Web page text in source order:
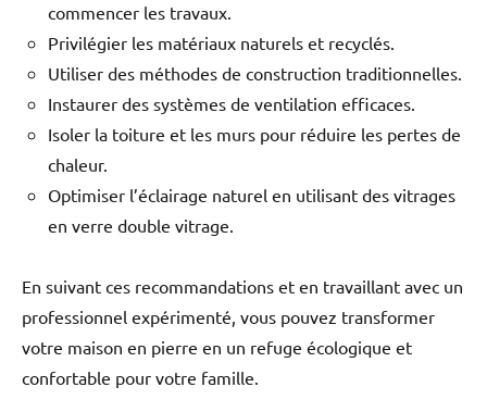
commencer les travaux.
Privilégier les matériaux naturels et recyclés.
Utiliser des méthodes de construction traditionnelles.
Instaurer des systèmes de ventilation efficaces.
Isoler la toiture et les murs pour réduire les pertes de
chaleur.
Optimiser l’éclairage naturel en utilisant des vitrages
en verre double vitrage.
En suivant ces recommandations et en travaillant avec un
professionnel expérimenté, vous pouvez transformer
votre maison en pierre en un refuge écologique et
confortable pour votre famille.